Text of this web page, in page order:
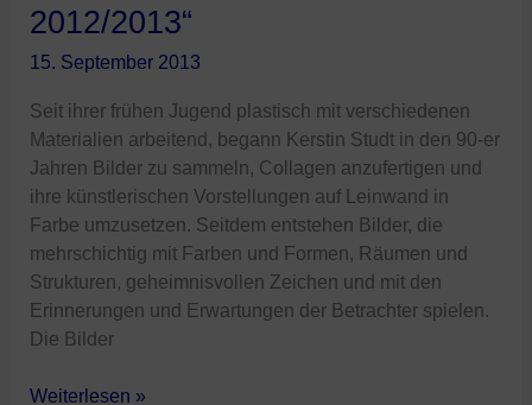
2012/2013“
15. September 2013
Seit ihrer frühen Jugend plastisch mit verschiedenen
Materialien arbeitend, begann Kerstin Studt in den 90-er
Jahren Bilder zu sammeln, Collagen anzufertigen und
ihre künstlerischen Vorstellungen auf Leinwand in
Farbe umzusetzen. Seitdem entstehen Bilder, die
mehrschichtig mit Farben und Formen, Räumen und
Strukturen, geheimnisvollen Zeichen und mit den
Erinnerungen und Erwartungen der Betrachter spielen.
Die Bilder
„VERWICKLUNGEN.
2012/2013“
Weiterlesen »